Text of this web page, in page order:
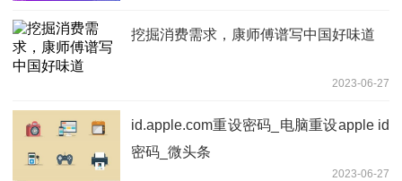
挖掘消费需求，康师傅谱写中国好味道
2023-06-27
id.apple.com重设密码_电脑重设apple id
密码_微头条
2023-06-27